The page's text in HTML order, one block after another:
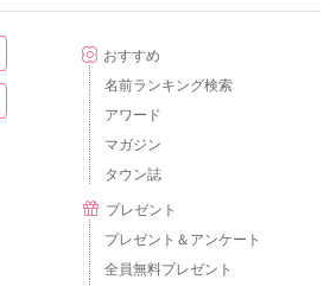
おすすめ
名前ランキング検索
アワード
マガジン
タウン誌
プレゼント
プレゼント＆アンケート
全員無料プレゼント